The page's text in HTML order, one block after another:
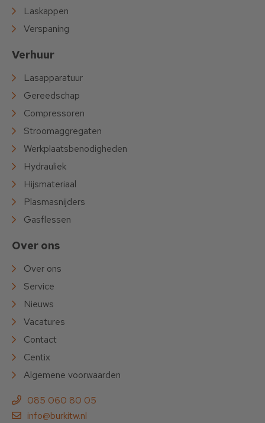
Laskappen
Verspaning
Verhuur
Lasapparatuur
Gereedschap
Compressoren
Stroomaggregaten
Werkplaatsbenodigheden
Hydrauliek
Hijsmateriaal
Plasmasnijders
Gasflessen
Over ons
Over ons
Service
Nieuws
Vacatures
Contact
Centix
Algemene voorwaarden
085 060 80 05
info@burkitw.nl